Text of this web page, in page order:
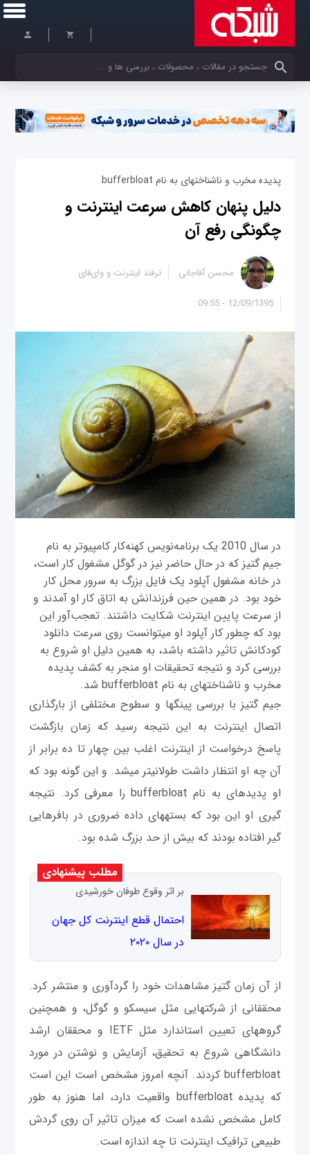
کلمات کلیدی خود را وارد کنید
پدیده مخرب و ناشناخته‎ای به نام bufferbloat
دلیل پنهان کاهش سرعت اینترنت و
چگونگی رفع آن‌
12/09/1395 - 09:55
محسن آقاجانی ترفند اینترنت و وای‌فای
در سال 2010 یک برنامه‌نویس کهنه‌کار کامپیوتر به نام
جیم گتیز که در حال حاضر نیز در گوگل مشغول کار است،
در خانه مشغول آپلود یک فایل بزرگ به سرور محل کار
خود بود. در همین حین فرزندانش به اتاق کار او آمدند و
از سرعت پایین اینترنت شکایت داشتند. تعجب‌آور این
بود که چطور کار آپلود او می‎توانست روی سرعت دانلود
کودکانش تاثیر داشته باشد، به همین دلیل او شروع به
بررسی کرد و نتیجه تحقيقات او منجر به کشف پدیده
مخرب و ناشناخته‎ای به نام bufferbloat شد.
جیم گتیز با بررسی پینگ‎ها و سطوح مختلفی از بارگذاری
اتصال اینترنت به این نتیجه رسید که زمان بازگشت
پاسخ درخواست از اینترنت اغلب بین چهار تا ده برابر از
آن چه او انتظار داشت طولانی‎تر می‎شد. و این گونه بود که
او پدیده‎ای به نام bufferbloat را معرفی كرد. نتیجه
گیری او این بود که بسته‎های داده ضروری در بافرهایی
گیر افتاده بودند که بیش از حد بزرگ شده بود.
مطلب پیشنهادی
بر اثر وقوع طوفان خورشیدی
احتمال قطع اینترنت کل جهان
در سال ۲۰۲۰
از آن زمان گتیز مشاهدات خود را گردآوری و منتشر کرد.
محققانی از شرکت‎هایی مثل سیسکو و گوگل، و همچنین
گروه‎های تعیین استاندارد مثل IETF و محققان ارشد
دانشگاهی شروع به تحقیق، آزمايش و نوشتن در مورد
bufferbloat کردند. آنچه امروز مشخص است این است
که پدیده bufferbloat واقعیت دارد، اما هنوز به طور
کامل مشخص نشده است که میزان تاثیر آن روی گردش
طبیعی ترافیک اینترنت تا چه اندازه است.